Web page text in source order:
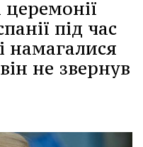
під час
намагалися
не звернув